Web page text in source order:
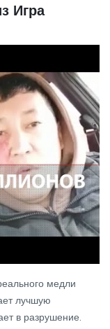
Игра
медли
лучшую
в разрушение.